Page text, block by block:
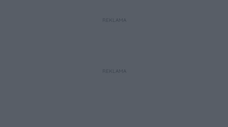
REKLAMA
REKLAMA